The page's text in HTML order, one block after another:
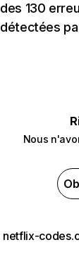
des 130
détectées
Nous
netflix-